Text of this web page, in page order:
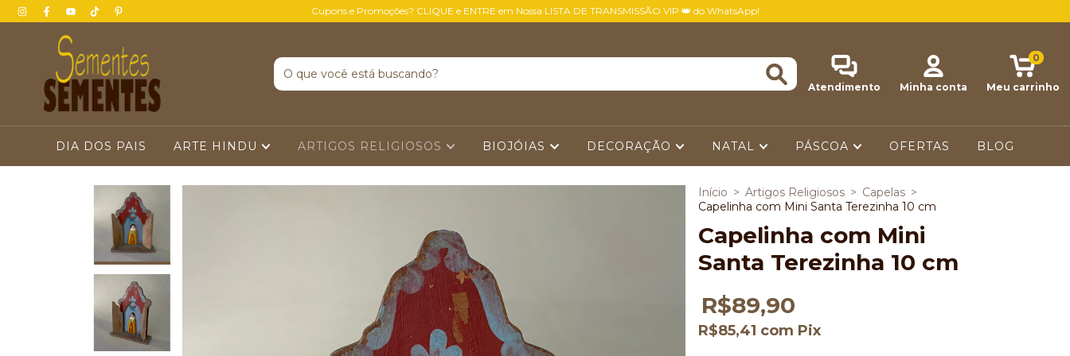
Cupons e Promoções? CLIQUE e ENTRE em Nossa LISTA DE TRANSMISSÃO VIP 👑 do WhatsApp!
Atendimento Minha conta Meu carrinho
0
DIA DOS PAIS ARTE HINDU ARTIGOS RELIGIOSOS BIOJÓIAS DECORAÇÃO NATAL PÁSCOA OFERTAS BLOG
Início > Artigos Religiosos > Capelas >
Capelinha com Mini Santa Terezinha 10 cm
Capelinha com Mini
Santa Terezinha 10 cm
R$89,90
R$85,41 com Pix